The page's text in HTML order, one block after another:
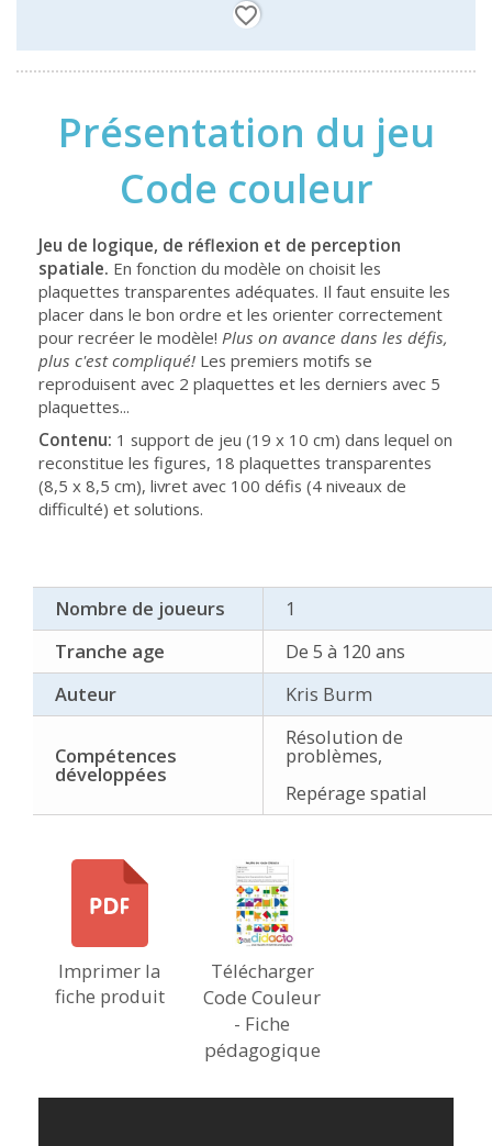
favorite_border
Présentation du jeu
Code couleur
Jeu de logique, de réflexion et de perception
spatiale. En fonction du modèle on choisit les
plaquettes transparentes adéquates. Il faut ensuite les
placer dans le bon ordre et les orienter correctement
pour recréer le modèle! Plus on avance dans les défis,
plus c'est compliqué! Les premiers motifs se
reproduisent avec 2 plaquettes et les derniers avec 5
plaquettes...
Contenu: 1 support de jeu (19 x 10 cm) dans lequel on
reconstitue les figures, 18 plaquettes transparentes
(8,5 x 8,5 cm), livret avec 100 défis (4 niveaux de
difficulté) et solutions.
Nombre de joueurs
1
Tranche age
De 5 à 120 ans
Auteur
Kris Burm
Compétences
développées
Résolution de
problèmes,
Repérage spatial
Imprimer la
fiche produit
Télécharger
Code Couleur
- Fiche
pédagogique